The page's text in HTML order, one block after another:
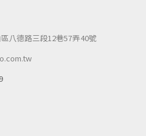
八德路三段12巷57弄40號